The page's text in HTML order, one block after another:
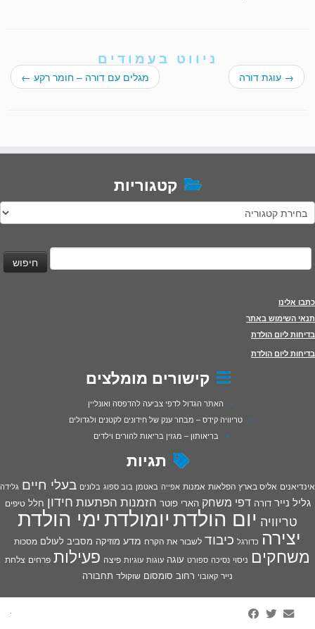
ניווט בעמודים
→ עוגת דורה מגלים עם דורה – חומר רקע ←
קטגוריות
קטגוריות
חיפוש:
כתבו אלינו
תנאי השימוש באתר
בדיחות ליום הולדת
בדיחות ליום הולדת
קישורים מומלצים
האתר הגדול לדפי צביעה להדפסה ואונליין
טריוויה קידס – מבחר ענק של חידונים לקטנים ולגדולים
בריאותון – מגזין בריאות להורים וילדים
תגיות
אינדיאנים אליס בארץ הפלאות אמנות אפייה באטמן בוב ספוג בלונים בעלי חיים גלידה
גליל נייר דורה דפי משחק הארי פוטר הזמנות הפתעות חידון חלל טיפים
טריוויה יום הולדתיומולדתימי הולדת
יצירה כדורגל כיבוד לשבור את הקרח מדע מוזיקה מסביב לעולם מסכות
משחקים ניסוי נסיכה ספורט עוגה עוגות עוגיות פיצה פעילות פרחים צלחת
נייר קאובוי רחוב סומסום שוקולד תחבורה
·